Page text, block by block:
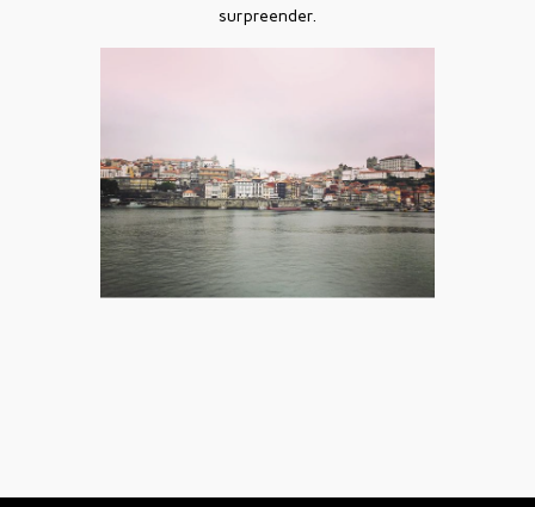
surpreender.